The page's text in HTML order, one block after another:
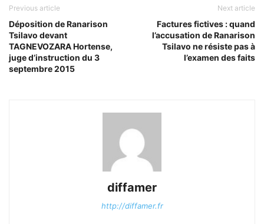
Previous article
Déposition de Ranarison
Tsilavo devant
TAGNEVOZARA Hortense,
juge d’instruction du 3
septembre 2015
Next article
Factures fictives : quand
l’accusation de Ranarison
Tsilavo ne résiste pas à
l’examen des faits
diffamer
http://diffamer.fr